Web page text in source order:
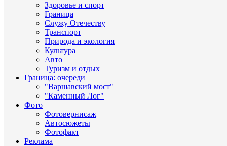
Здоровье и спорт
Граница
Служу Отечеству
Транспорт
Природа и экология
Культура
Авто
Туризм и отдых
Граница: очереди
"Варшавский мост"
"Каменный Лог"
Фото
Фотовернисаж
Автосюжеты
Фотофакт
Реклама